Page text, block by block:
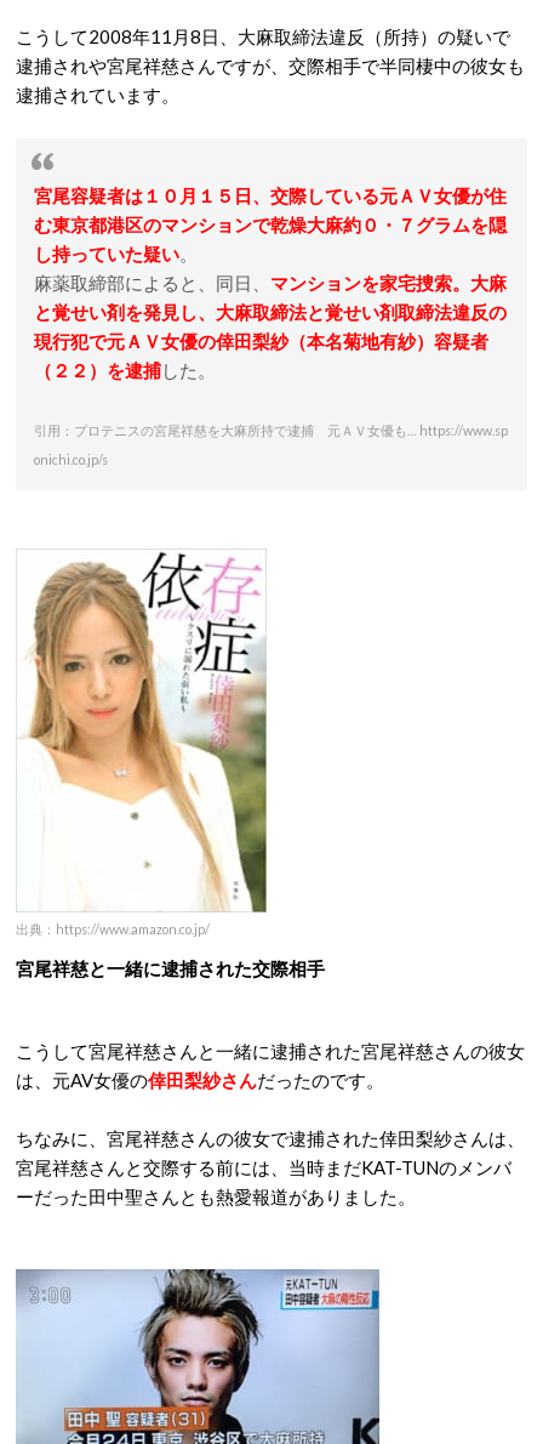
こうして2008年11月8日、大麻取締法違反（所持）の疑いで
逮捕されや宮尾祥慈さんですが、交際相手で半同棲中の彼女も
逮捕されています。
宮尾容疑者は１０月１５日、交際している元ＡＶ女優が住
む東京都港区のマンションで乾燥大麻約０・７グラムを隠
し持っていた疑い。
麻薬取締部によると、同日、 マンションを家宅捜索。大麻
と覚せい剤を発見し、大麻取締法と覚せい剤取締法違反の
現行犯で元ＡＶ女優の倖田梨紗（本名菊地有紗）容疑者
（２２）を逮捕した。
引用：プロテニスの宮尾祥慈を大麻所持で逮捕 元ＡＶ女優も… https://www.sp
onichi.co.jp/s
出典：https://www.amazon.co.jp/
宮尾祥慈と一緒に逮捕された交際相手
こうして宮尾祥慈さんと一緒に逮捕された宮尾祥慈さんの彼女
は、元AV女優の倖田梨紗さんだったのです。
ちなみに、宮尾祥慈さんの彼女で逮捕された倖田梨紗さんは、
宮尾祥慈さんと交際する前には、当時まだKAT-TUNのメンバ
ーだった田中聖さんとも熱愛報道がありました。